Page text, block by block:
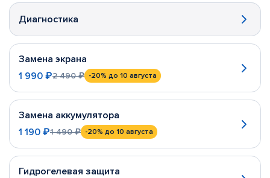
Диагностика
Замена экрана
1 990 ₽2 490 ₽ -20% до 10 августа
Замена аккумулятора
1 190 ₽1 490 ₽ -20% до 10 августа
Гидрогелевая защита